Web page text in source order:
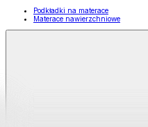
Podkładki na materace
Materace nawierzchniowe